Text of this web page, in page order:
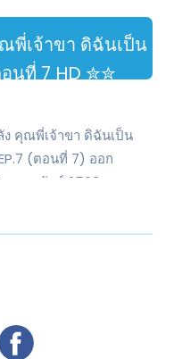
เจ้าขา ดิฉันเป็น
นที่ 7 HD ✮✮
คุณพี่เจ้าขา ดิฉันเป็น
(ตอนที่ 7) ออก
กุมภาพันธ์ 2568 ดู
กย์ไทย ซับไทย คมชัด
ไม่มีโฆษณากวนใจ!
พื่อดู ➤➤
tv/282023-
7